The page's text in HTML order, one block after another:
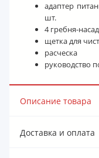
адаптер
шт.
4 гребня-
щетка для
расческа
руководство
Описание товара
Доставка и оплата